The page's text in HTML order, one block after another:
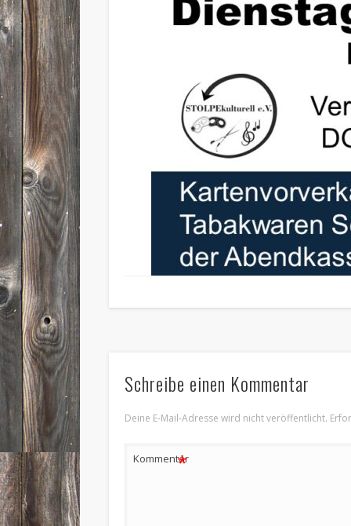
Schreibe einen Kommentar
Deine E-Mail-Adresse wird nicht veröffentlicht.
Kommentar
*